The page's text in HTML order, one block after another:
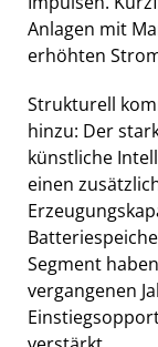
Anlagen mit
erhöhten
Strukturell
hinzu: Der
künstliche
einen
Segment
vergangenen